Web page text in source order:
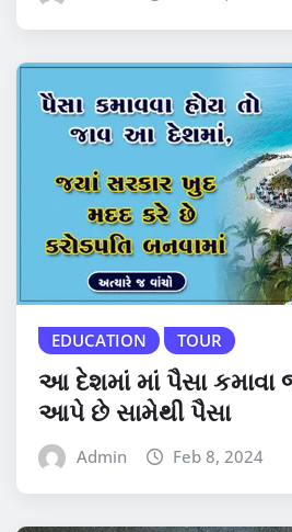
EDUCATION TOUR
આ દેશમાં માં પૈસા કમાવા
આપે છે સામેથી પૈસા
Admin Feb 8, 2024